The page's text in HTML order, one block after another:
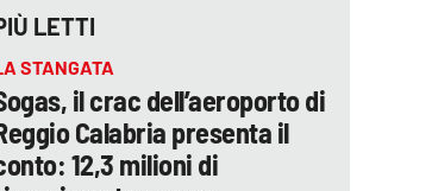
LETTI
STANGATA
il crac dell’aeroporto di
Calabria presenta il
12,3 milioni di